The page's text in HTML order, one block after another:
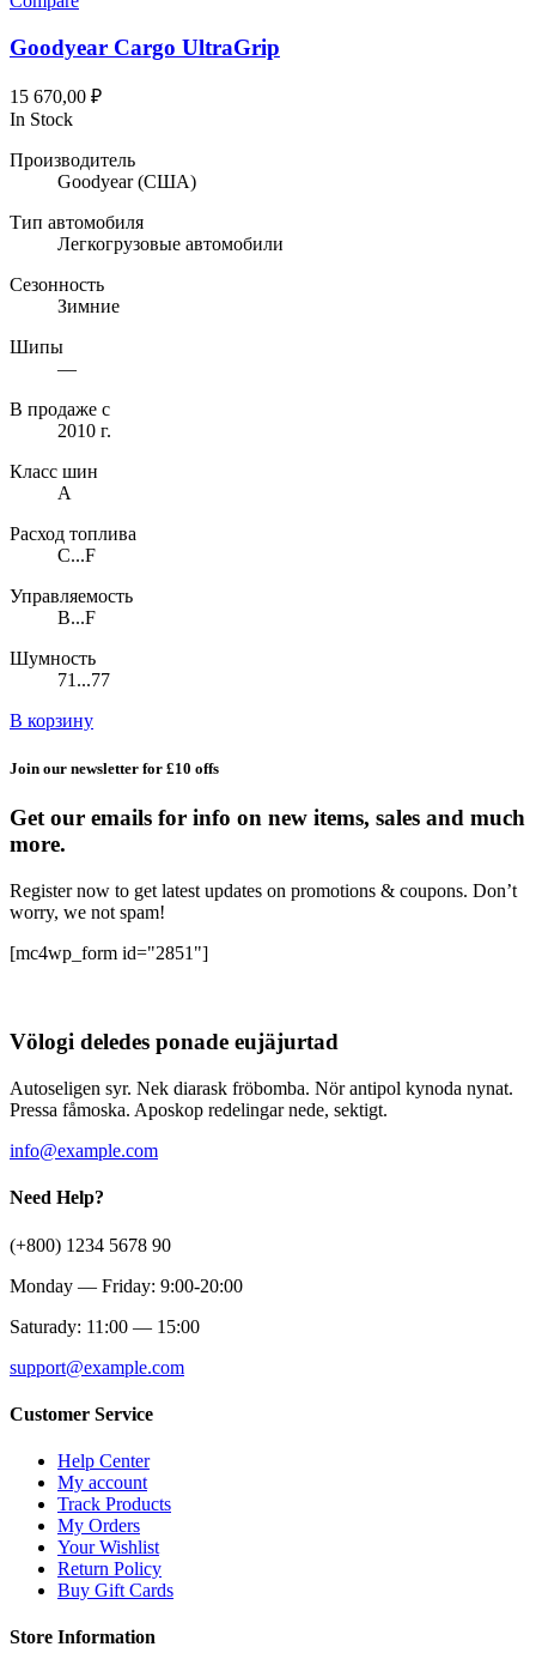
Goodyear Cargo UltraGrip
15 670,00 ₽
In Stock
Производитель
Goodyear(США)
Тип автомобиля
Легкогрузовые автомобили
Сезонность
Зимние
Шипы
—
В продаже с
2010 г.
Класс шин
A
Расход топлива
C...F
Управляемость
B...F
Шумность
71...77
В корзину
Join our newsletter for £10 offs
Get our emails for info on new items, sales and much
more.
Register now to get latest updates on promotions & coupons. Don’t
worry, we not spam!
[mc4wp_form id="2851"]
Völogi deledes ponade eujäjurtad
Autoseligen syr. Nek diarask fröbomba. Nör antipol kynoda nynat.
Pressa fåmoska. Aposkop redelingar nede, sektigt.
info@example.com
Need Help?
(+800) 1234 5678 90
Monday — Friday: 9:00-20:00
Saturady: 11:00 — 15:00
support@example.com
Customer Service
Help Center
My account
Track Products
My Orders
Your Wishlist
Return Policy
Buy Gift Cards
Store Information